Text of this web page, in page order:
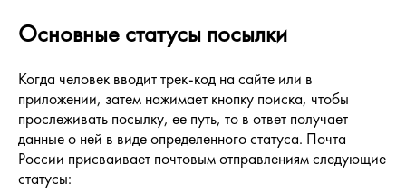
Основные статусы посылки
Когда человек вводит трек-код на сайте или в
приложении, затем нажимает кнопку поиска, чтобы
прослеживать посылку, ее путь, то в ответ получает
данные о ней в виде определенного статуса. Почта
России присваивает почтовым отправлениям следующие
статусы: